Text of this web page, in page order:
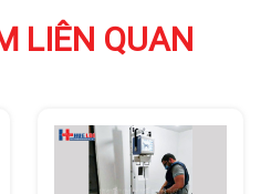
LIÊN QUAN